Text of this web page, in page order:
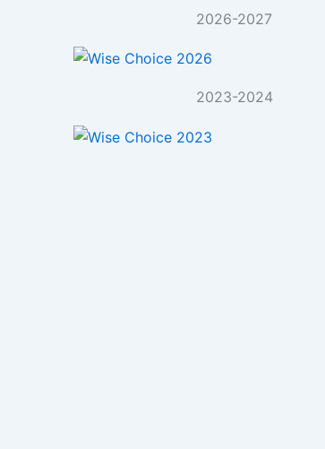
2026-2027
2023-2024